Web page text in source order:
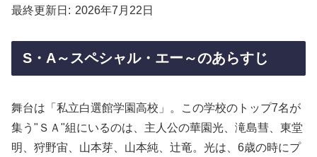
最終更新日 2026年7月22日
S・A～スペシャル・エー～のあらすじ
舞台は「私立白選館学園高校」。この学校のトップ7名が
集う"ＳＡ"組にいるのは、主人公の華園光、滝島彗、東堂
明、狩野宙、山本芽、山本純、辻竜。光は、6歳の時にプ